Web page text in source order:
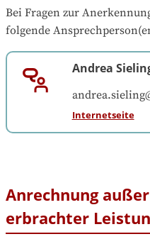
Bei Fragen zur
folgende
Andrea
Internetseite
Anrechnung
erbrachter